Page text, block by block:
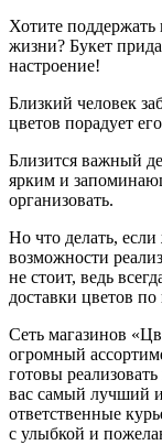
Хотите
жизни? Букет
настроение!
Близкий человек
цветов порадует
Близится важный
ярким и
организовать.
Но что делать, если
возможности
не стоит, ведь
доставки цветов по
Сеть магазинов
огромный
готовы
вас самый лучший
ответственные
с улыбкой и